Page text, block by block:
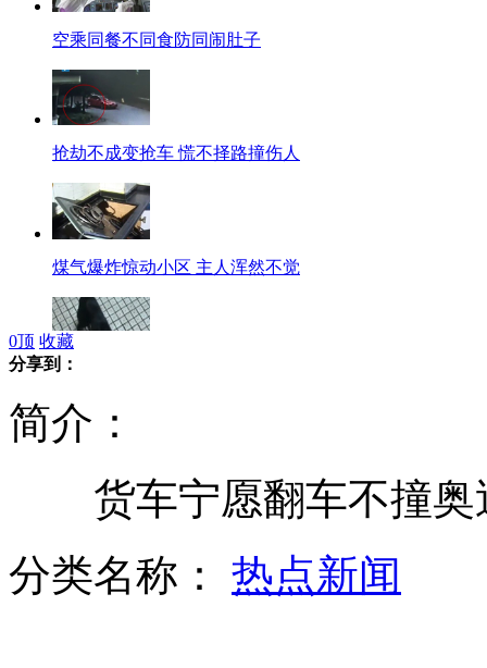
空乘同餐不同食防同闹肚子
抢劫不成变抢车 慌不择路撞伤人
煤气爆炸惊动小区 主人浑然不觉
实拍轿车公路上演漂移惊险瞬间
0顶 收藏
分享到：
简介：
货车宁愿翻车不撞奥
分类名称： 热点新闻